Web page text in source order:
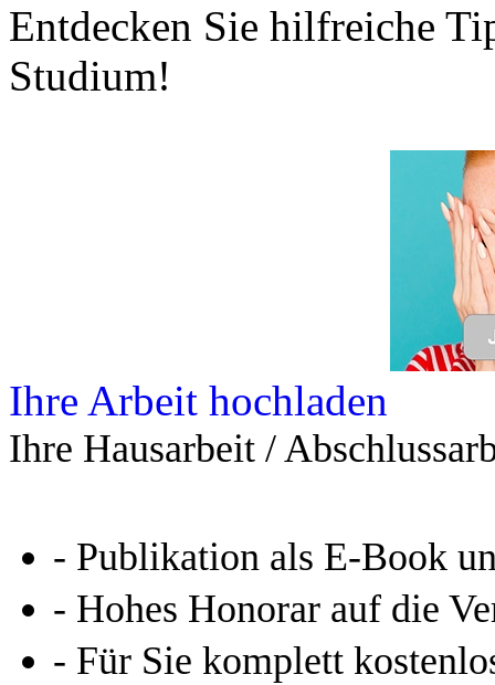
Entdecken Sie hilfreiche
Studium!
Ihre Arbeit hochladen
Ihre Hausarbeit /
- Publikation als E-Book
- Hohes Honorar auf die
- Für Sie komplett